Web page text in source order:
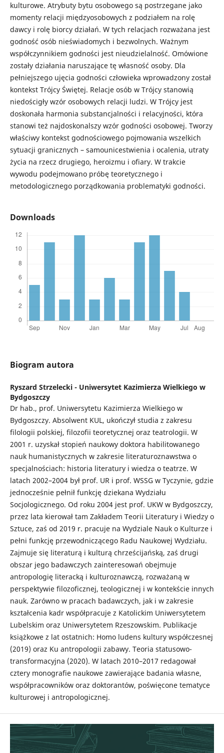
kulturowe. Atrybuty bytu osobowego są postrzegane jako
momenty relacji międzyosobowych z podziałem na rolę
dawcy i rolę biorcy działań. W tych relacjach rozważana jest
godność osób nieświadomych i bezwolnych. Ważnym
współczynnikiem godności jest nieudzielalność. Omówione
zostały działania naruszające tę własność osoby. Dla
pełniejszego ujęcia godności człowieka wprowadzony został
kontekst Trójcy Świętej. Relacje osób w Trójcy stanowią
niedościgły wzór osobowych relacji ludzi. W Trójcy jest
doskonała harmonia substancjalności i relacyjności, która
stanowi też najdoskonalszy wzór godności osobowej. Tworzy
właściwy kontekst godnościowego pojmowania wszelkich
sytuacji granicznych – samounicestwienia i ocalenia, utraty
życia na rzecz drugiego, heroizmu i ofiary. W trakcie
wywodu podejmowano próbę teoretycznego i
metodologicznego porządkowania problematyki godności.
Downloads
Biogram autora
Ryszard Strzelecki - Uniwersytet Kazimierza Wielkiego w
Bydgoszczy
Dr hab., prof. Uniwersytetu Kazimierza Wielkiego w
Bydgoszczy. Absolwent KUL, ukończył studia z zakresu
filologii polskiej, filozofii teoretycznej oraz teatrologii. W
2001 r. uzyskał stopień naukowy doktora habilitowanego
nauk humanistycznych w zakresie literaturoznawstwa o
specjalnościach: historia literatury i wiedza o teatrze. W
latach 2002–2004 był prof. UR i prof. WSSG w Tyczynie, gdzie
jednocześnie pełnił funkcję dziekana Wydziału
Socjologicznego. Od roku 2004 jest prof. UKW w Bydgoszczy,
przez lata kierował tam Zakładem Teorii Literatury i Wiedzy o
Sztuce, zaś od 2019 r. pracuje na Wydziale Nauk o Kulturze i
pełni funkcję przewodniczącego Radu Naukowej Wydziału.
Zajmuje się literaturą i kulturą chrześcijańską, zaś drugi
obszar jego badawczych zainteresowań obejmuje
antropologię literacką i kulturoznawczą, rozważaną w
perspektywie filozoficznej, teologicznej i w kontekście innych
nauk. Zarówno w pracach badawczych, jak i w zakresie
kształcenia kadr współpracuje z Katolickim Uniwersytetem
Lubelskim oraz Uniwersytetem Rzeszowskim. Publikacje
książkowe z lat ostatnich: Homo ludens kultury współczesnej
(2019) oraz Ku antropologii zabawy. Teoria statusowo-
transformacyjna (2020). W latach 2010–2017 redagował
cztery monografie naukowe zawierające badania własne,
współpracowników oraz doktorantów, poświęcone tematyce
kulturowej i antropologicznej.